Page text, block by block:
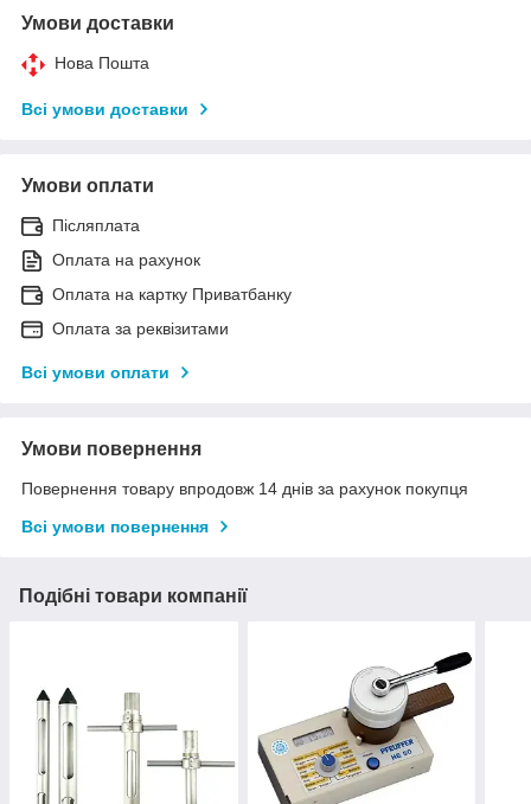
Умови доставки
Нова Пошта
Всі умови доставки
Умови оплати
Післяплата
Оплата на рахунок
Оплата на картку Приватбанку
Оплата за реквізитами
Всі умови оплати
Умови повернення
Повернення товару впродовж 14 днів за рахунок покупця
Всі умови повернення
Подібні товари компанії